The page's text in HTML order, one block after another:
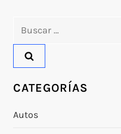
a
c
CATEGORÍAS
Autos